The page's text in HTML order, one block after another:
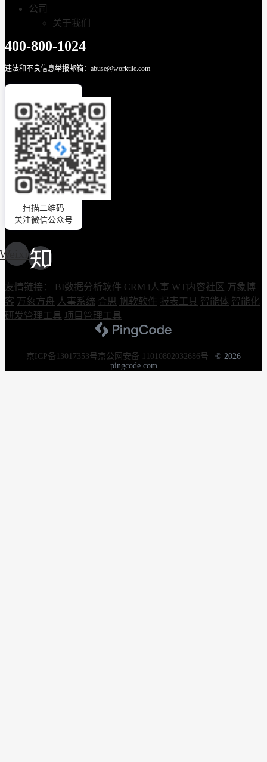
公司
关于我们
400-800-1024
违法和不良信息举报邮箱：abuse@worktile.com
扫描二维码
关注微信公众号
Weixin
友情链接： BI数据分析软件 CRM i人事 WT内容社区 万象博
客 万象方舟 人事系统 合思 帆软软件 报表工具 智能体 智能化
研发管理工具 项目管理工具
京ICP备13017353号京公网安备 11010802032686号 | © 2026
pingcode.com